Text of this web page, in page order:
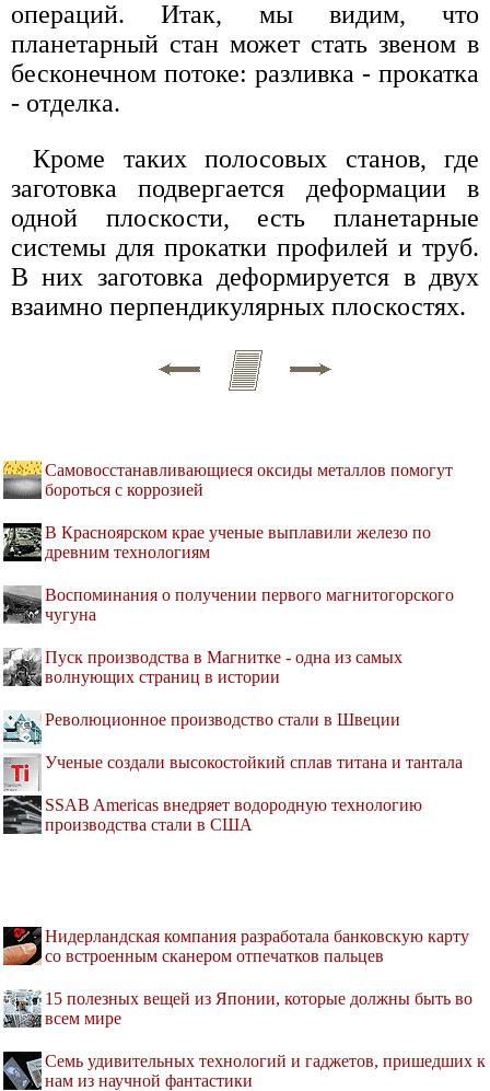
операций. Итак, мы видим, что
планетарный стан может стать звеном в
бесконечном потоке: разливка - прокатка
- отделка.
Кроме таких полосовых станов, где
заготовка подвергается деформации в
одной плоскости, есть планетарные
системы для прокатки профилей и труб.
В них заготовка деформируется в двух
взаимно перпендикулярных плоскостях.
Самовосстанавливающиеся оксиды металлов помогут
бороться с коррозией
В Красноярском крае ученые выплавили железо по
древним технологиям
Воспоминания о получении первого магнитогорского
чугуна
Пуск производства в Магнитке - одна из самых
волнующих страниц в истории
Революционное производство стали в Швеции
Ученые создали высокостойкий сплав титана и тантала
SSAB Americas внедряет водородную технологию
производства стали в США
Нидерландская компания разработала банковскую карту
со встроенным сканером отпечатков пальцев
15 полезных вещей из Японии, которые должны быть во
всем мире
Семь удивительных технологий и гаджетов, пришедших к
нам из научной фантастики